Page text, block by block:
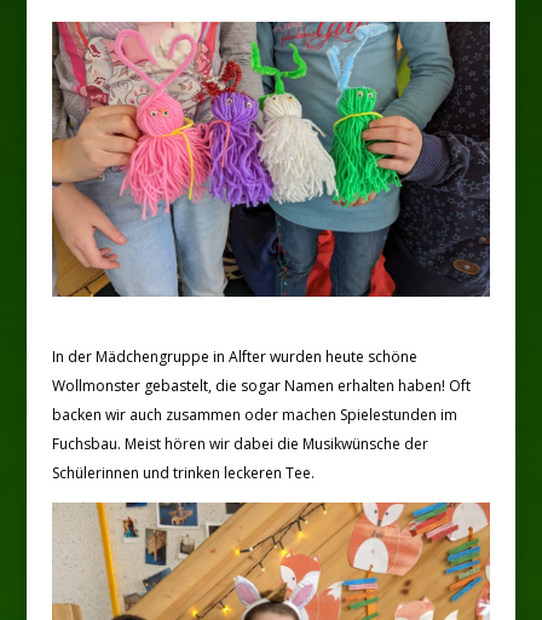
In der Mädchengruppe in Alfter wurden heute schöne
Wollmonster gebastelt, die sogar Namen erhalten haben! Oft
backen wir auch zusammen oder machen Spielestunden im
Fuchsbau. Meist hören wir dabei die Musikwünsche der
Schülerinnen und trinken leckeren Tee.